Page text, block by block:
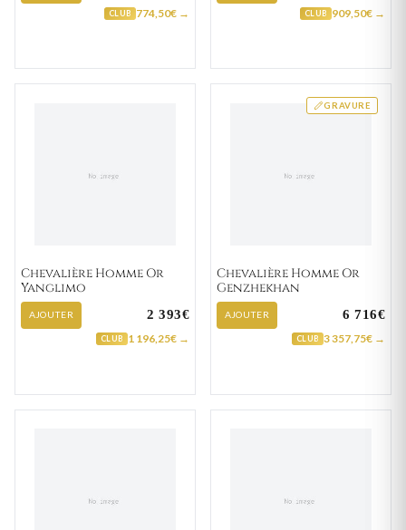
CLUB 774,50€ → CLUB 909,50€ →
Chevalière Homme Or
Yanglimo
AJOUTER 2 393€
CLUB 1 196,25€ →
GRAVURE
Chevalière Homme Or
Genzhekhan
AJOUTER 6 716€
CLUB 3 357,75€ →